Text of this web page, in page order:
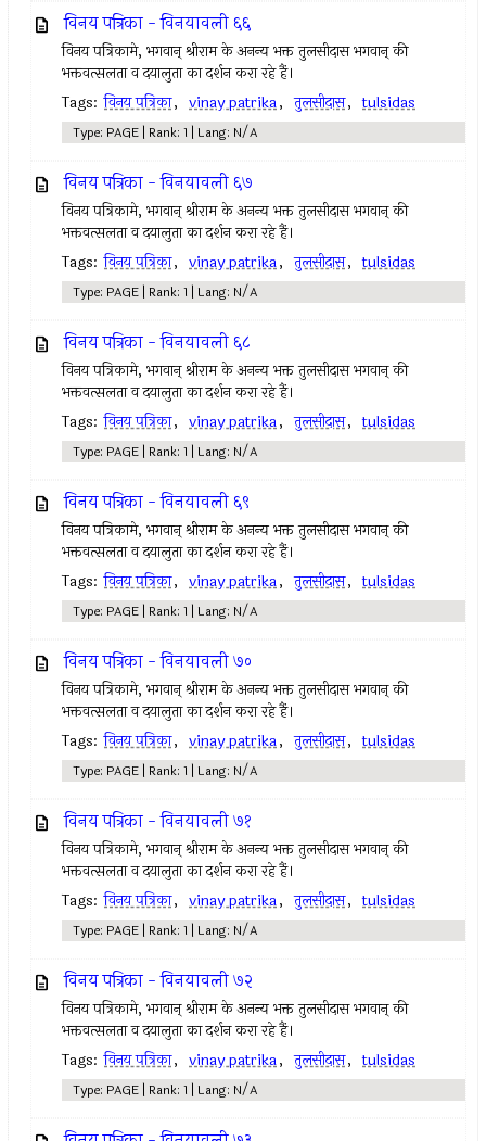
विनय पत्रिका - विनयावली ६६
विनय पत्रिकामे, भगवान् श्रीराम के अनन्य भक्त तुलसीदास भगवान् की
भक्तवत्सलता व दयालुता का दर्शन करा रहे हैं।
Tags: विनय पत्रिका, vinay patrika, तुलसीदास, tulsidas
Type: PAGE | Rank: 1 | Lang: N/A
विनय पत्रिका - विनयावली ६७
विनय पत्रिकामे, भगवान् श्रीराम के अनन्य भक्त तुलसीदास भगवान् की
भक्तवत्सलता व दयालुता का दर्शन करा रहे हैं।
Tags: विनय पत्रिका, vinay patrika, तुलसीदास, tulsidas
Type: PAGE | Rank: 1 | Lang: N/A
विनय पत्रिका - विनयावली ६८
विनय पत्रिकामे, भगवान् श्रीराम के अनन्य भक्त तुलसीदास भगवान् की
भक्तवत्सलता व दयालुता का दर्शन करा रहे हैं।
Tags: विनय पत्रिका, vinay patrika, तुलसीदास, tulsidas
Type: PAGE | Rank: 1 | Lang: N/A
विनय पत्रिका - विनयावली ६९
विनय पत्रिकामे, भगवान् श्रीराम के अनन्य भक्त तुलसीदास भगवान् की
भक्तवत्सलता व दयालुता का दर्शन करा रहे हैं।
Tags: विनय पत्रिका, vinay patrika, तुलसीदास, tulsidas
Type: PAGE | Rank: 1 | Lang: N/A
विनय पत्रिका - विनयावली ७०
विनय पत्रिकामे, भगवान् श्रीराम के अनन्य भक्त तुलसीदास भगवान् की
भक्तवत्सलता व दयालुता का दर्शन करा रहे हैं।
Tags: विनय पत्रिका, vinay patrika, तुलसीदास, tulsidas
Type: PAGE | Rank: 1 | Lang: N/A
विनय पत्रिका - विनयावली ७१
विनय पत्रिकामे, भगवान् श्रीराम के अनन्य भक्त तुलसीदास भगवान् की
भक्तवत्सलता व दयालुता का दर्शन करा रहे हैं।
Tags: विनय पत्रिका, vinay patrika, तुलसीदास, tulsidas
Type: PAGE | Rank: 1 | Lang: N/A
विनय पत्रिका - विनयावली ७२
विनय पत्रिकामे, भगवान् श्रीराम के अनन्य भक्त तुलसीदास भगवान् की
भक्तवत्सलता व दयालुता का दर्शन करा रहे हैं।
Tags: विनय पत्रिका, vinay patrika, तुलसीदास, tulsidas
Type: PAGE | Rank: 1 | Lang: N/A